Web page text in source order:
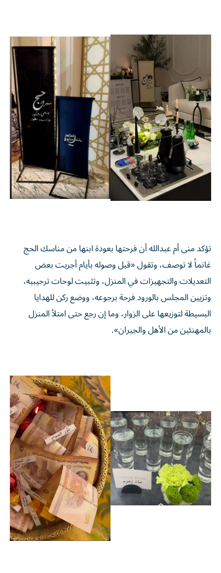
تؤكد منى أم عبدالله أن فرحتها بعودة ابنها من مناسك الحج
غانماً لا توصف، وتقول «قبل وصوله بأيام أجريت بعض
التعديلات والتجهيزات في المنزل، وتثبيت لوحات ترحيبيه،
وتزيين المجلس بالورود فرحة برجوعه، ووضع ركن للهدايا
البسيطة لتوزيعها على الزوار، وما إن رجع حتى امتلأ المنزل
بالمهنئين من الأهل والجيران».